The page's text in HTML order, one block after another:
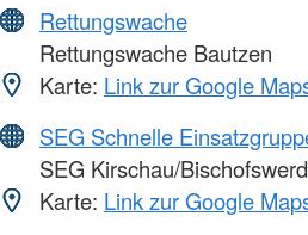
Rettungswache
Rettungswache Bautzen
Karte: Link zur Google
SEG Schnelle
SEG Kirschau/
Karte: Link zur Google